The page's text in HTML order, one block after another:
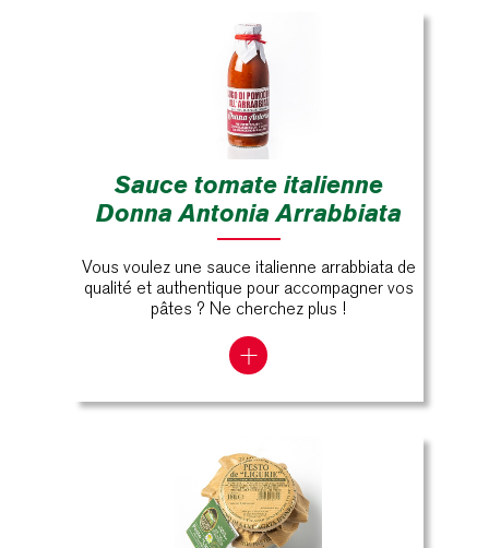
Sauce tomate italienne
Donna Antonia Arrabbiata
Vous voulez une sauce italienne arrabbiata de
qualité et authentique pour accompagner vos
pâtes ? Ne cherchez plus !